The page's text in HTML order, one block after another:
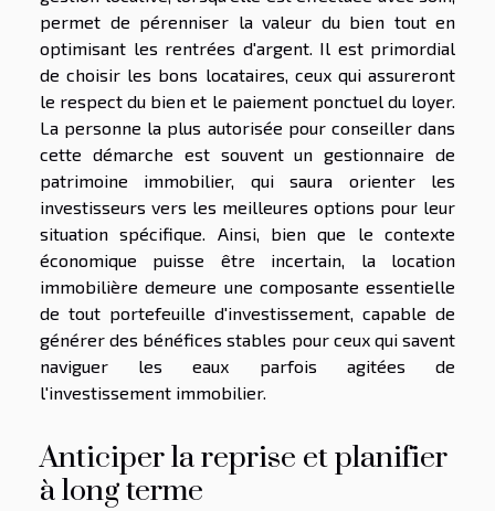
permet de pérenniser la valeur du bien tout en
optimisant les rentrées d'argent. Il est primordial
de choisir les bons locataires, ceux qui assureront
le respect du bien et le paiement ponctuel du loyer.
La personne la plus autorisée pour conseiller dans
cette démarche est souvent un gestionnaire de
patrimoine immobilier, qui saura orienter les
investisseurs vers les meilleures options pour leur
situation spécifique. Ainsi, bien que le contexte
économique puisse être incertain, la location
immobilière demeure une composante essentielle
de tout portefeuille d'investissement, capable de
générer des bénéfices stables pour ceux qui savent
naviguer les eaux parfois agitées de
l'investissement immobilier.
Anticiper la reprise et planifier
à long terme